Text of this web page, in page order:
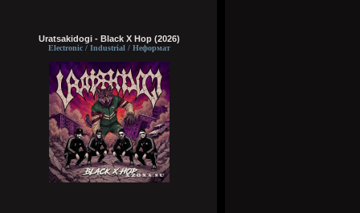
Uratsakidogi - Black X Hop (2026)
Electronic / Industrial / Неформат